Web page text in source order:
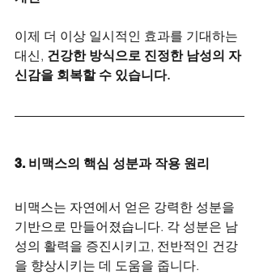
이제 더 이상 일시적인 효과를 기대하는
대신, 건강한 방식으로 진정한 남성의 자
신감을 회복할 수 있습니다.
3. 비맥스의 핵심 성분과 작용 원리
비맥스는 자연에서 얻은 강력한 성분을
기반으로 만들어졌습니다. 각 성분은 남
성의 활력을 증진시키고, 전반적인 건강
을 향상시키는 데 도움을 줍니다.